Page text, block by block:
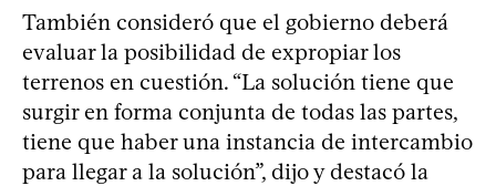
También consideró que el gobierno deberá
evaluar la posibilidad de expropiar los
terrenos en cuestión. “La solución tiene que
surgir en forma conjunta de todas las partes,
tiene que haber una instancia de intercambio
para llegar a la solución”, dijo y destacó la